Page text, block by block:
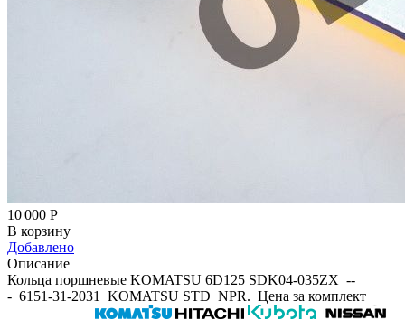
10 000 Р
В корзину
Добавлено
Описание
Кольца поршневые KOMATSU 6D125 SDK04-035ZX --
- 6151-31-2031 KOMATSU STD NPR. Цена за комплект